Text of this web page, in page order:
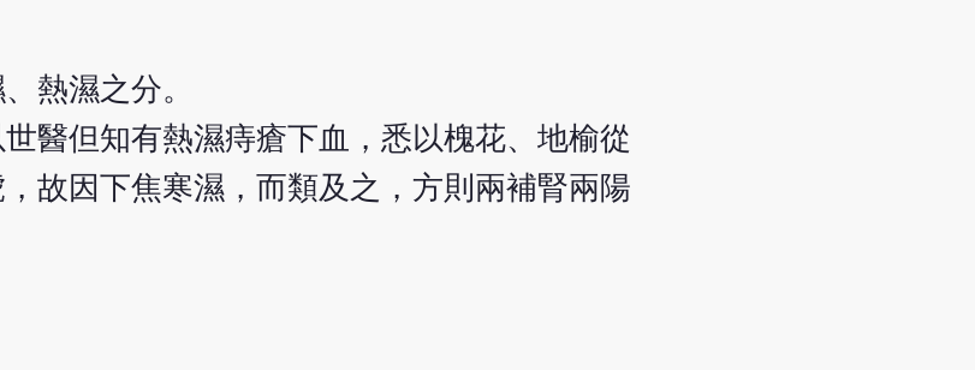
熱濕之分。
醫但知有熱濕痔瘡下血，悉以槐花、地榆從
故因下焦寒濕，而類及之，方則兩補腎兩陽